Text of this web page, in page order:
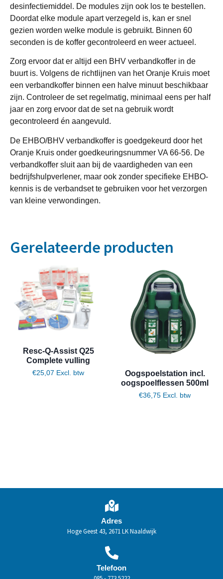
desinfectiemiddel. De modules zijn ook los te bestellen.
Doordat elke module apart verzegeld is, kan er snel
gezien worden welke module is gebruikt. Binnen 60
seconden is de koffer gecontroleerd en weer actueel.
Zorg ervoor dat er altijd een BHV verbandkoffer in de
buurt is. Volgens de richtlijnen van het Oranje Kruis moet
een verbandkoffer binnen een halve minuut beschikbaar
zijn. Controleer de set regelmatig, minimaal eens per half
jaar en zorg ervoor dat de set na gebruik wordt
gecontroleerd én aangevuld.
De EHBO/BHV verbandkoffer is goedgekeurd door het
Oranje Kruis onder goedkeuringsnummer VA 66-56. De
verbandkoffer sluit aan bij de vaardigheden van een
bedrijfshulpverlener, maar ook zonder specifieke EHBO-
kennis is de verbandset te gebruiken voor het verzorgen
van kleine verwondingen.
Gerelateerde producten
Resc-Q-Assist Q25
Complete vulling
€25,07 Excl. btw
Oogspoelstation incl.
oogspoelflessen 500ml
€36,75 Excl. btw
Adres
Hoge Geest 43, 2671 LK Naaldwijk
Telefoon